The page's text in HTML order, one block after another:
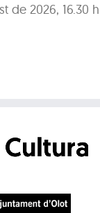
de 2026, 16.30 h